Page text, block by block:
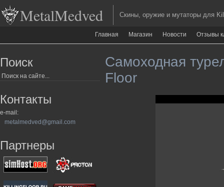
MetalMedved Скины, оружие и мутаторы для
Главная Магазин Новости Отзывы
Поиск
Контакты
e-mail:
metalmedved@gmail.com
Партнеры
Самоходная
Floor